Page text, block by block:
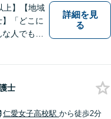
上】【地域
「どこに
人でも等
に負けな
ービスを
指していま
詳細を見
る
士
仁愛女子高校駅 から徒歩2分